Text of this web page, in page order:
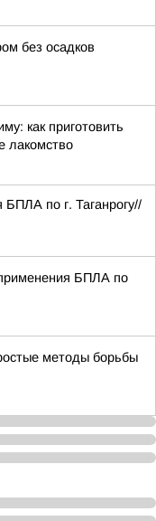
без осадков
как приготовить
лакомство
по г. Таганрогу//
БПЛА по
методы борьбы